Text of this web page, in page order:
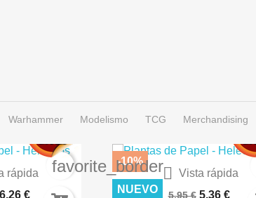
Warhammer Modelismo TCG Merchandising
rápida
– TERRENOS...
6,26 €
favorite_border Vista rápida
CÉSPED FLOCK 2MM SECO
5,95 € 5,36 €
-10%
NUEVO